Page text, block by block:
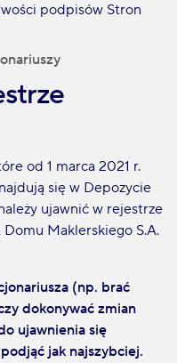
podpisów Stron
od 1 marca 2021 r.
się w Depozycie
ujawnić w rejestrze
Maklerskiego S.A.
(np. brać
dokonywać zmian
ujawnienia się
jak najszybciej.